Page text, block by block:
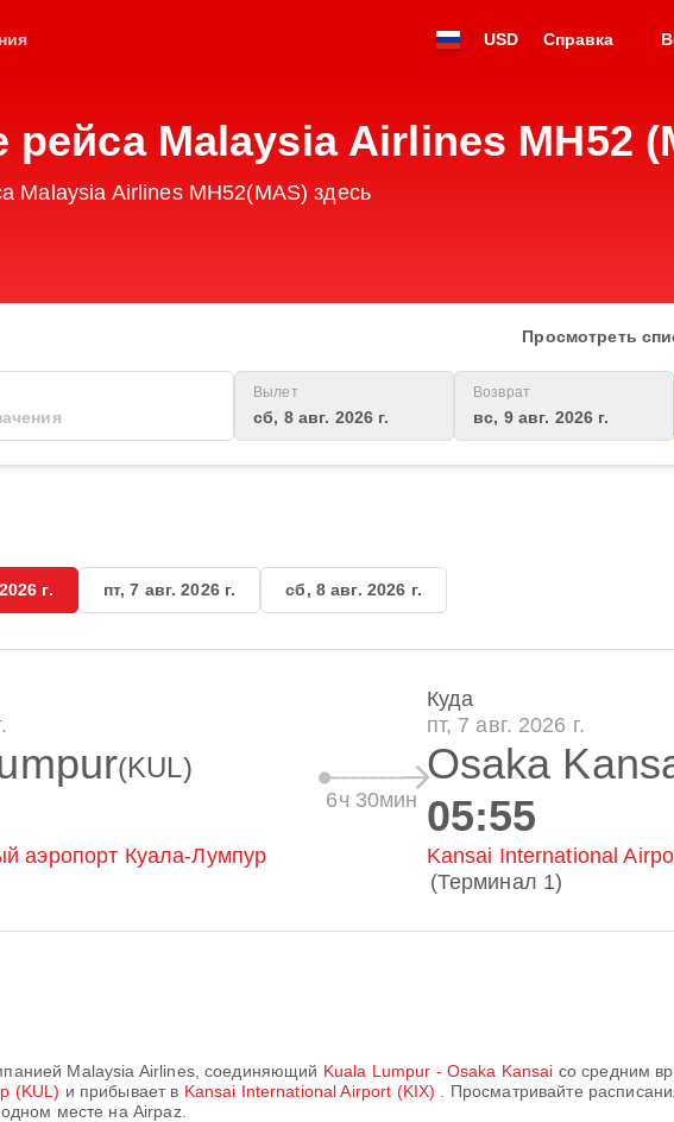
USD Справка
Malaysia Airlines MH52
Malaysia Airlines MH52(MAS) здесь
Просмотреть
Вылет
сб, 8 авг. 2026 г.
Возврат
вс, 9 авг. 2026 г.
г. пт, 7 авг. 2026 г. сб, 8 авг. 2026 г.
(KUL)
аэропорт Куала-Лумпур
6ч 30мин
Куда
пт, 7 авг. 2026 г.
Osaka
05:55
Kansai International
(Терминал 1)
Malaysia Airlines, соединяющий Kuala Lumpur - Osaka Kansai со средним
(KUL) и прибывает в Kansai International Airport (KIX)
. Просматривайте
месте на Airpaz.